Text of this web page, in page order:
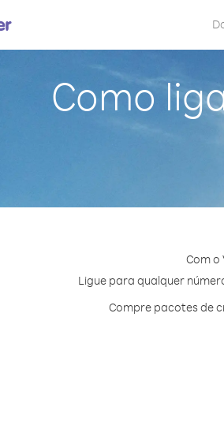
Como
Com o
Ligue para qualquer
Compre pacotes de